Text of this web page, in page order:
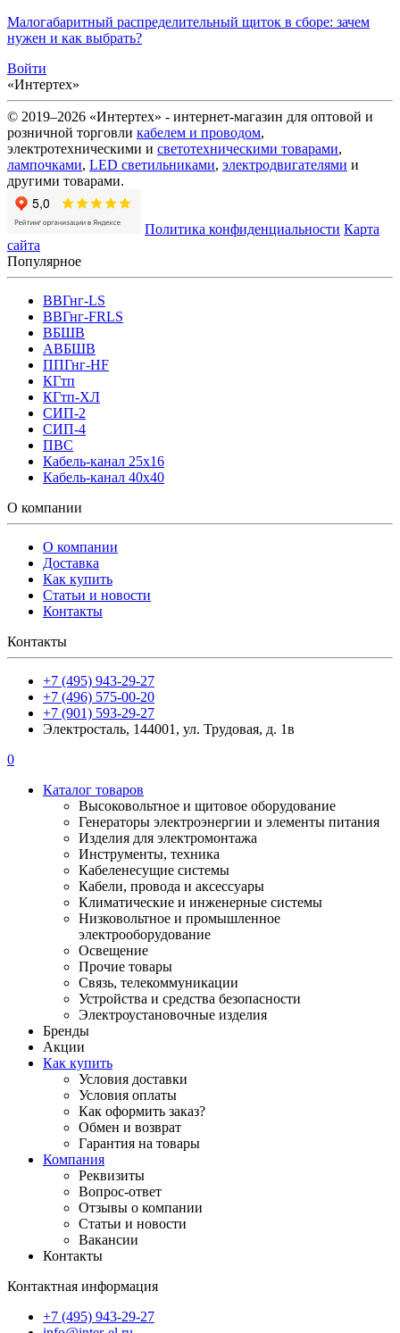
Малогабаритный распределительный щиток в сборе: зачем
нужен и как выбрать?
Войти
«Интертех»
© 2019–2026 «Интертех» - интернет-магазин для оптовой и
розничной торговли кабелем и проводом,
электротехническими и светотехническими товарами,
лампочками, LED светильниками, электродвигателями и
другими товарами.
Политика конфиденциальности Карта
сайта
Популярное
ВВГнг-LS
ВВГнг-FRLS
ВБШВ
АВБШВ
ППГнг-HF
КГтп
КГтп-ХЛ
СИП-2
СИП-4
ПВС
Кабель-канал 25х16
Кабель-канал 40х40
О компании
О компании
Доставка
Как купить
Статьи и новости
Контакты
Контакты
+7 (495) 943-29-27
+7 (496) 575-00-20
+7 (901) 593-29-27
Электросталь, 144001, ул. Трудовая, д. 1в
0
Каталог товаров
Высоковольтное и щитовое оборудование
Генераторы электроэнергии и элементы питания
Изделия для электромонтажа
Инструменты, техника
Кабеленесущие системы
Кабели, провода и аксессуары
Климатические и инженерные системы
Низковольтное и промышленное
электрооборудование
Освещение
Прочие товары
Связь, телекоммуникации
Устройства и средства безопасности
Электроустановочные изделия
Бренды
Акции
Как купить
Условия доставки
Условия оплаты
Как оформить заказ?
Обмен и возврат
Гарантия на товары
Компания
Реквизиты
Вопрос-ответ
Отзывы о компании
Статьи и новости
Вакансии
Контакты
Контактная информация
+7 (495) 943-29-27